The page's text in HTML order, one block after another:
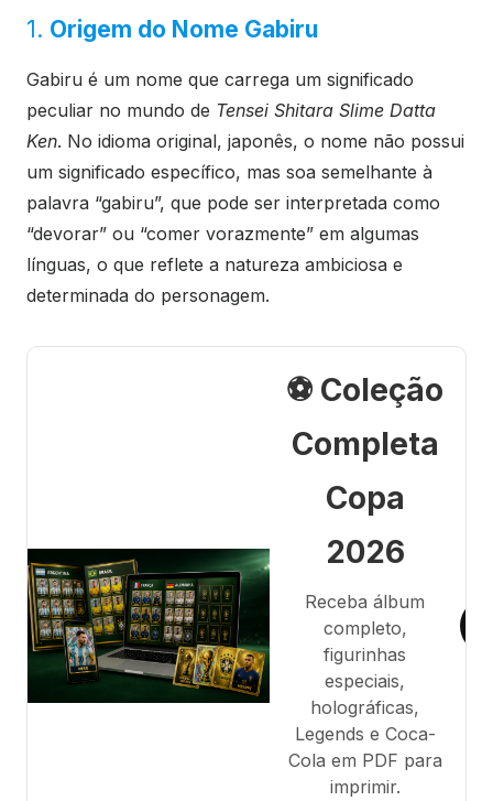
1. Origem do Nome Gabiru
Gabiru é um nome que carrega um significado
peculiar no mundo de Tensei Shitara Slime Datta
Ken. No idioma original, japonês, o nome não possui
um significado específico, mas soa semelhante à
palavra “gabiru”, que pode ser interpretada como
“devorar” ou “comer vorazmente” em algumas
línguas, o que reflete a natureza ambiciosa e
determinada do personagem.
⚽ Coleção
Completa
Copa
2026
Receba álbum
completo,
figurinhas
especiais,
holográficas,
Legends e Coca-
Cola em PDF para
imprimir.